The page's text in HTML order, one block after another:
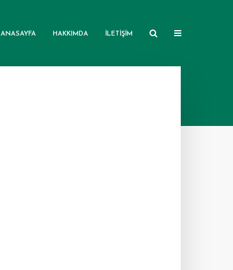
ANASAYFA HAKKIMDA İLETIŞIM